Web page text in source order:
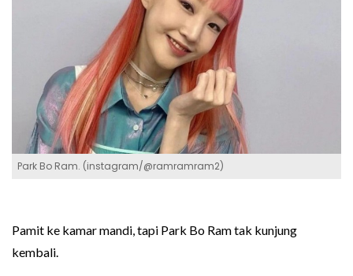
Park Bo Ram. (instagram/@ramramram2)
Pamit ke kamar mandi, tapi Park Bo Ram tak kunjung
kembali.